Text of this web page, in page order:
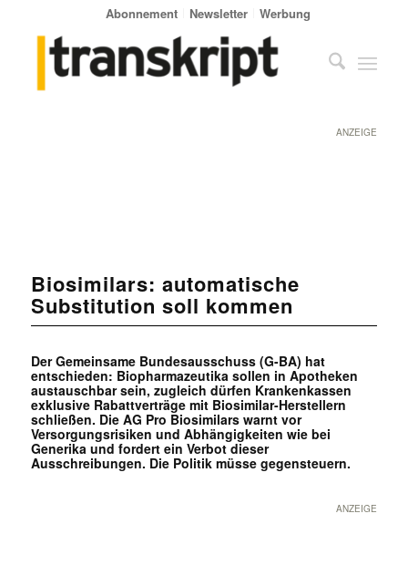
Abonnement Newsletter Werbung
ANZEIGE
Biosimilars: automatische
Substitution soll kommen
Der Gemeinsame Bundesausschuss (G-BA) hat
entschieden: Biopharmazeutika sollen in Apotheken
austauschbar sein, zugleich dürfen Krankenkassen
exklusive Rabattverträge mit Biosimilar-Herstellern
schließen. Die AG Pro Biosimilars warnt vor
Versorgungsrisiken und Abhängigkeiten wie bei
Generika und fordert ein Verbot dieser
Ausschreibungen. Die Politik müsse gegensteuern.
ANZEIGE